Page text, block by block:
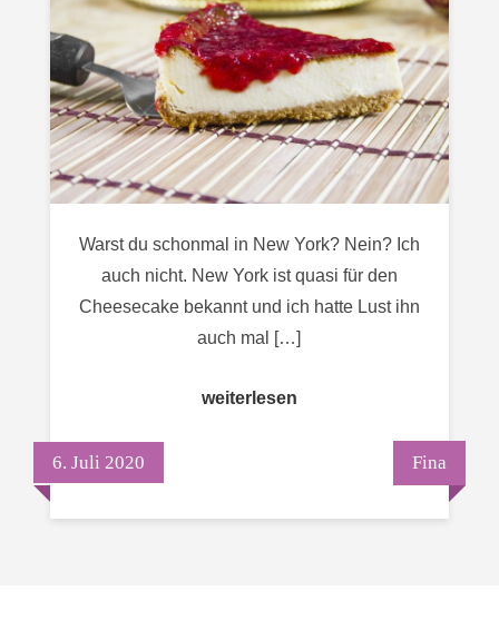
mit
Erdbeerpüree
Warst du schonmal in New York? Nein? Ich
auch nicht. New York ist quasi für den
Cheesecake bekannt und ich hatte Lust ihn
auch mal […]
weiterlesen
6. Juli 2020 Fina